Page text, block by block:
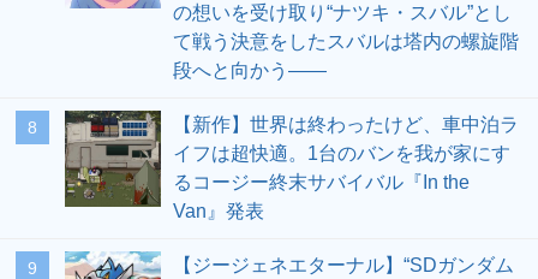
の想いを受け取り“ナツキ・スバル”とし
て戦う決意をしたスバルは塔内の螺旋階
段へと向かう――
8
【新作】世界は終わったけど、車中泊ラ
イフは超快適。1台のバンを我が家にす
るコージー終末サバイバル『In the
Van』発表
9
【ジージェネエターナル】“SDガンダム